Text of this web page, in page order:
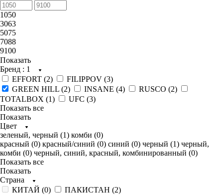
1050
3063
5075
7088
9100
Показать
Бренд : 1
EFFORT (2) FILIPPOV (3)
GREEN HILL (2) INSANE (4) RUSCO (2)
TOTALBOX (1) UFC (3)
Показать все
Показать
Цвет
зеленый, черный (1) комби (0)
красный (0) красный/синий (0) синий (0) черный (1) черный,
комби (0) черный, синий, красный, комбинированный (0)
Показать все
Показать
Страна
КИТАЙ (0) ПАКИСТАН (2)